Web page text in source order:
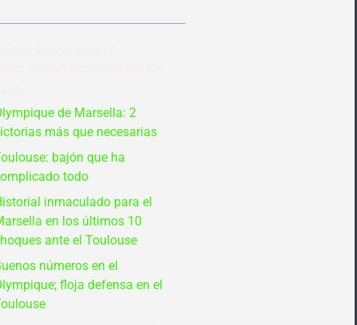
de Marsella: 2
más que necesarias
bajón que ha
todo
inmaculado para el
en los últimos 10
ante el Toulouse
números en el
floja defensa en el